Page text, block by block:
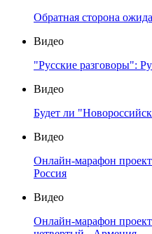
Обратная сторона
Видео
"Русские разговоры":
Видео
Будет ли
Видео
Онлайн-марафон
Россия
Видео
Онлайн-марафон